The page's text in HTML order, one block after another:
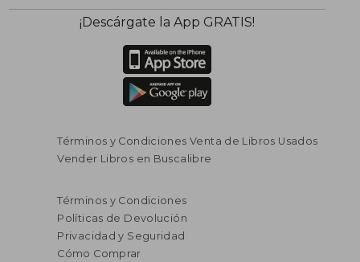
¡Descárgate la App GRATIS!
Términos y Condiciones Venta de Libros Usados
Vender Libros en Buscalibre
Términos y Condiciones
Políticas de Devolución
Privacidad y Seguridad
Cómo Comprar